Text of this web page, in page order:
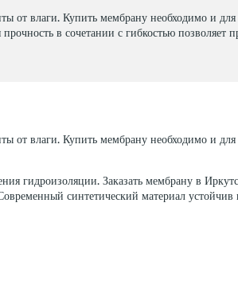
влаги. Купить мембрану необходимо и
в сочетании с гибкостью
влаги. Купить мембрану необходимо и для
гидроизоляции. Заказать мембрану в
синтетический материал